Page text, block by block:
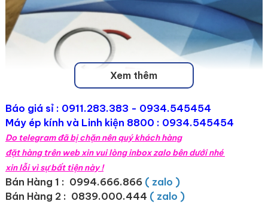
Xem thêm
Báo giá sỉ : 0911.283.383 - 0934.545454
Máy ép kính và Linh kiện 8800 : 0934.545454
Do telegram đã bị chặn nên quý khách hàng
đặt hàng trên web xin vui lòng inbox zalo bên dưới nhé
xin lỗi vì sự bất tiện này !
Bán Hàng 1 : 0994.666.866 ( zalo )
Bán Hàng 2 : 0839.000.444 ( zalo )